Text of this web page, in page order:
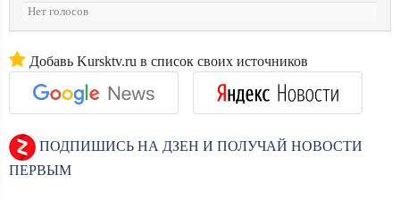
Нет голосов
Добавь Kursktv.ru в список своих источников
ПОДПИШИСЬ НА ДЗЕН И ПОЛУЧАЙ НОВОСТИ
ПЕРВЫМ